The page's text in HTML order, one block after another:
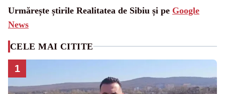
Urmărește știrile Realitatea de Sibiu și pe Google
News
CELE MAI CITITE
1